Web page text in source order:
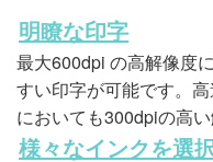
明瞭な印字
最大600dpi の高解像度
すい印字が可能です。
においても300dpiの高
様々なインクを選